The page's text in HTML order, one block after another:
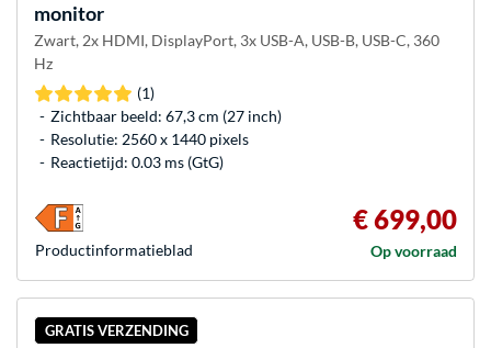
monitor
Zwart, 2x HDMI, DisplayPort, 3x USB-A, USB-B, USB-C, 360
Hz
(1)
Zichtbaar beeld: 67,3 cm (27 inch)
Resolutie: 2560 x 1440 pixels
Reactietijd: 0.03 ms (GtG)
€ 699,00
Op voorraad
Product­informatieblad
GRATIS VERZENDING